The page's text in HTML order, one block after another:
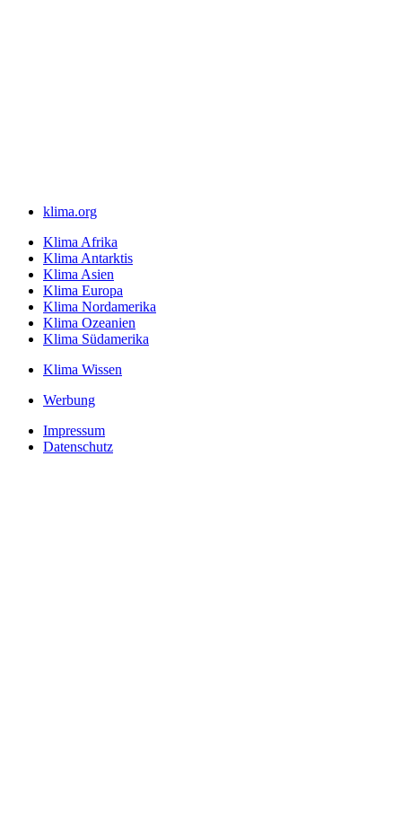
klima.org
Klima Afrika
Klima Antarktis
Klima Asien
Klima Europa
Klima Nordamerika
Klima Ozeanien
Klima Südamerika
Klima Wissen
Werbung
Impressum
Datenschutz